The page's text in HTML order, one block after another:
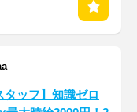
タッフ】知識ゼロ